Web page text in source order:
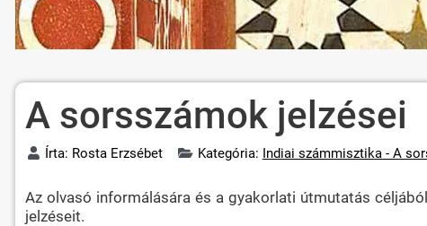
A sorsszámok jelzései
Írta: Rosta Erzsébet Kategória: Indiai számmisztika - A
Az olvasó informálására és a gyakorlati útmutatás
jelzéseit.